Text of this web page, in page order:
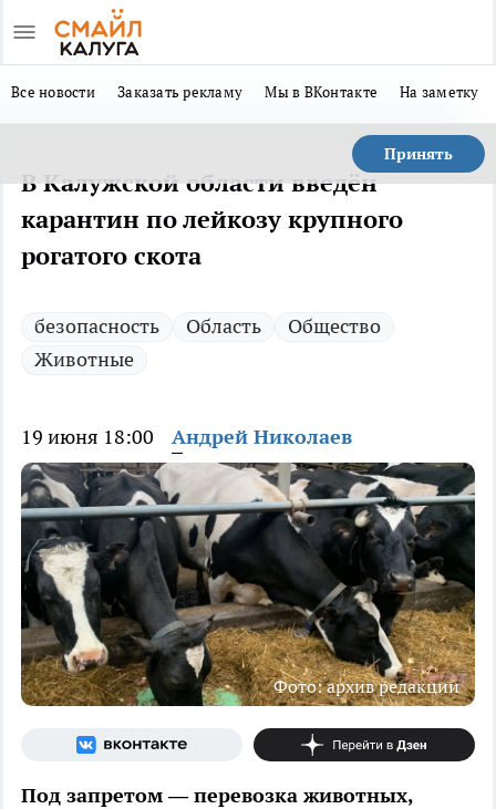
Все новости Заказать рекламу Мы в ВКонтакте На заметку
Принять
В Калужской области введён
карантин по лейкозу крупного
рогатого скота
безопасность Область
Общество
Животные
19 июня 18:00 Андрей Николаев
Фото: архив редакции
Под запретом — перевозка животных,